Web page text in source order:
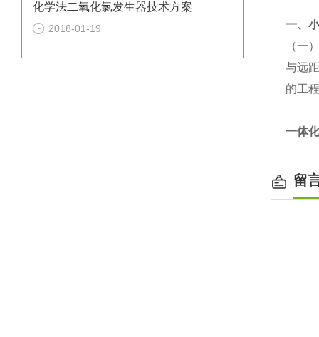
化学法二氧化氯发生器技术方案
2018-01-19
一、
（一
与远
的工
一体
留